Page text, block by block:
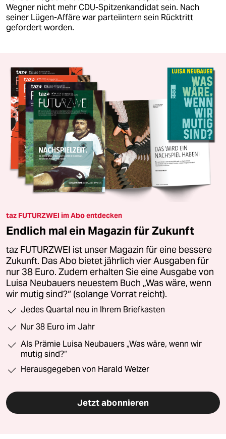
Wegner nicht mehr CDU-Spitzenkandidat sein. Nach
seiner Lügen-Affäre war parteiintern sein Rücktritt
gefordert worden.
taz FUTURZWEI im Abo entdecken
Endlich mal ein Magazin für Zukunft
taz FUTURZWEI ist unser Magazin für eine bessere
Zukunft. Das Abo bietet jährlich vier Ausgaben für
nur 38 Euro. Zudem erhalten Sie eine Ausgabe von
Luisa Neubauers neuestem Buch „Was wäre, wenn
wir mutig sind?“ (solange Vorrat reicht).
Jedes Quartal neu in Ihrem Briefkasten
Nur 38 Euro im Jahr
Als Prämie Luisa Neubauers „Was wäre, wenn wir
mutig sind?“
Herausgegeben von Harald Welzer
Jetzt abonnieren